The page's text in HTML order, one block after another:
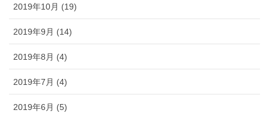
2019年10月 (19)
2019年9月 (14)
2019年8月 (4)
2019年7月 (4)
2019年6月 (5)